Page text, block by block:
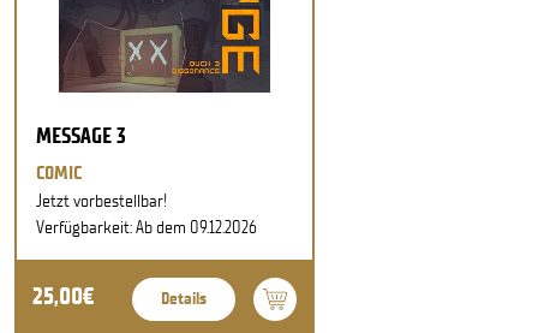
MESSAGE 3
COMIC
Jetzt vorbestellbar!
Verfügbarkeit: Ab dem 09.12.2026
25,00€ Details